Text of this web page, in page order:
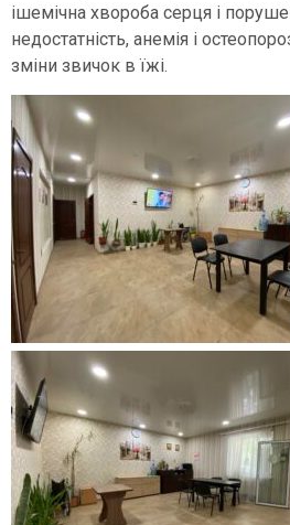
ішемічна хвороба серця і
недостатність, анемія і
зміни звичок в їжі.